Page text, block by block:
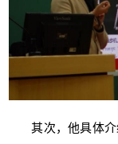
其次，他具体